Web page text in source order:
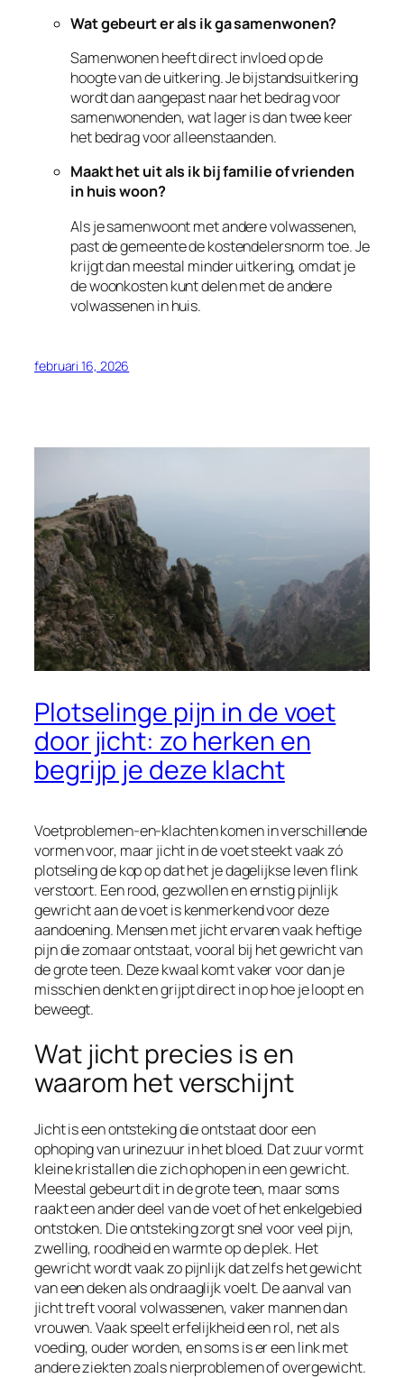
Wat gebeurt er als ik ga samenwonen?
Samenwonen heeft direct invloed op de
hoogte van de uitkering. Je bijstandsuitkering
wordt dan aangepast naar het bedrag voor
samenwonenden, wat lager is dan twee keer
het bedrag voor alleenstaanden.
Maakt het uit als ik bij familie of vrienden
in huis woon?
Als je samenwoont met andere volwassenen,
past de gemeente de kostendelersnorm toe. Je
krijgt dan meestal minder uitkering, omdat je
de woonkosten kunt delen met de andere
volwassenen in huis.
februari 16, 2026
Plotselinge pijn in de voet
door jicht: zo herken en
begrijp je deze klacht
Voetproblemen-en-klachten komen in verschillende
vormen voor, maar jicht in de voet steekt vaak zó
plotseling de kop op dat het je dagelijkse leven flink
verstoort. Een rood, gezwollen en ernstig pijnlijk
gewricht aan de voet is kenmerkend voor deze
aandoening. Mensen met jicht ervaren vaak heftige
pijn die zomaar ontstaat, vooral bij het gewricht van
de grote teen. Deze kwaal komt vaker voor dan je
misschien denkt en grijpt direct in op hoe je loopt en
beweegt.
Wat jicht precies is en
waarom het verschijnt
Jicht is een ontsteking die ontstaat door een
ophoping van urinezuur in het bloed. Dat zuur vormt
kleine kristallen die zich ophopen in een gewricht.
Meestal gebeurt dit in de grote teen, maar soms
raakt een ander deel van de voet of het enkelgebied
ontstoken. Die ontsteking zorgt snel voor veel pijn,
zwelling, roodheid en warmte op de plek. Het
gewricht wordt vaak zo pijnlijk dat zelfs het gewicht
van een deken als ondraaglijk voelt. De aanval van
jicht treft vooral volwassenen, vaker mannen dan
vrouwen. Vaak speelt erfelijkheid een rol, net als
voeding, ouder worden, en soms is er een link met
andere ziekten zoals nierproblemen of overgewicht.